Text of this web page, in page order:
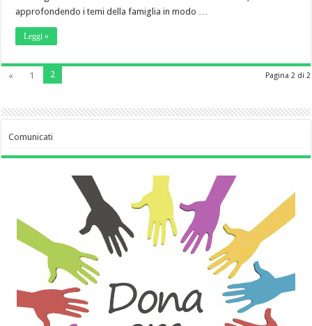
approfondendo i temi della famiglia in modo …
Leggi »
Pagina 2 di 2
« 1 2
Comunicati